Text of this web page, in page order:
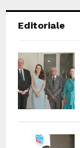
Editoriale